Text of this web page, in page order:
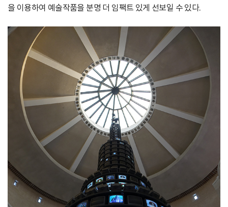
을 이용하여 예술작품을 분명 더 임팩트 있게 선보일 수 있다.